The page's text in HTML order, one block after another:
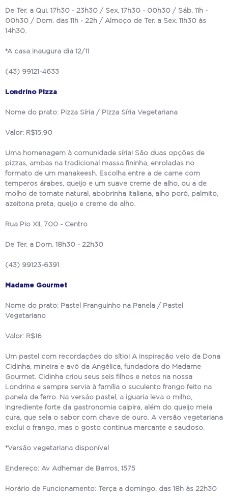
De Ter. a Qui. 17h30 - 23h30 / Sex. 17h30 - 00h30 / Sáb. 11h -
00h30 / Dom. das 11h - 22h / Almoço de Ter. a Sex. 11h30 às
14h30.
*A casa inaugura dia 12/11
(43) 99121-4633
Londrino Pizza
Nome do prato: Pizza Síria / Pizza Síria Vegetariana
Valor: R$15,90
Uma homenagem à comunidade síria! São duas opções de
pizzas, ambas na tradicional massa fininha, enroladas no
formato de um manakeesh. Escolha entre a de carne com
temperos árabes, queijo e um suave creme de alho, ou a de
molho de tomate natural, abobrinha italiana, alho poró, palmito,
azeitona preta, queijo e creme de alho.
Rua Pio XII, 700 - Centro
De Ter. a Dom. 18h30 - 22h30
(43) 99123-6391
Madame Gourmet
Nome do prato: Pastel Franguinho na Panela / Pastel
Vegetariano
Valor: R$16
Um pastel com recordações do sítio! A inspiração veio da Dona
Cidinha, mineira e avó da Angélica, fundadora do Madame
Gourmet. Cidinha criou seus seis filhos e netos na nossa
Londrina e sempre servia à família o suculento frango feito na
panela de ferro. Na versão pastel, a iguaria leva o milho,
ingrediente forte da gastronomia caipira, além do queijo meia
cura, que sela o sabor com chave de ouro. A versão vegetariana
exclui o frango, mas o gosto continua marcante e saudoso.
*Versão vegetariana disponível
Endereço: Av Adhemar de Barros, 1575
Horário de Funcionamento: Terça a domingo, das 18h às 22h30